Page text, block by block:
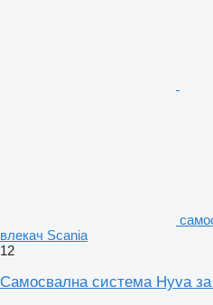
влекач Scania
12
Самосвална система Hyva